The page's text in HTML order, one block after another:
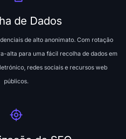
de Dados
de alto anonimato. Com rotação
alta para uma fácil recolha de dados em
redes sociais e recursos web
públicos.